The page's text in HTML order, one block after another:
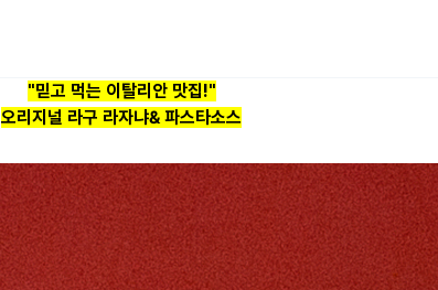
"믿고 먹는 이탈리안 맛집!"
오리지널 라구 라자냐& 파스타소스